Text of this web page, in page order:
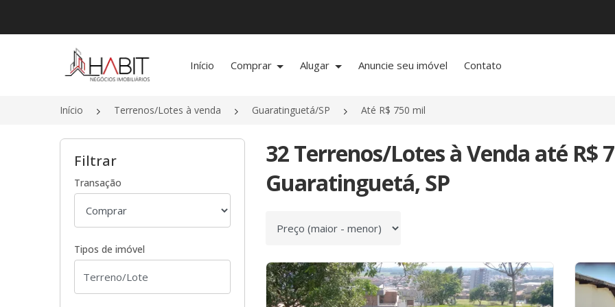
Página inicial
Início Comprar Alugar Anuncie seu imóvel Contato
Início Terrenos/Lotes à venda Guaratinguetá/SP Até R$ 750 mil
Filtrar
Transação
Tipos de imóvel
32 Terrenos/Lotes à Venda até R$
Guaratinguetá, SP
Ordenar por